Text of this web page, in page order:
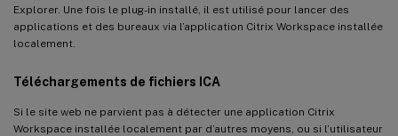
Explorer. Une fois le plug-in installé, il est utilisé pour lancer des
applications et des bureaux via l’application Citrix Workspace installée
localement.
Téléchargements de fichiers ICA
Si le site web ne parvient pas à détecter une application Citrix
Workspace installée localement par d’autres moyens, ou si l’utilisateur